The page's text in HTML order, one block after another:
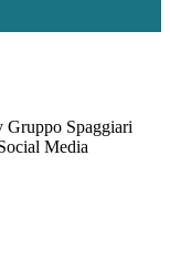
Gruppo Spaggiari
Media